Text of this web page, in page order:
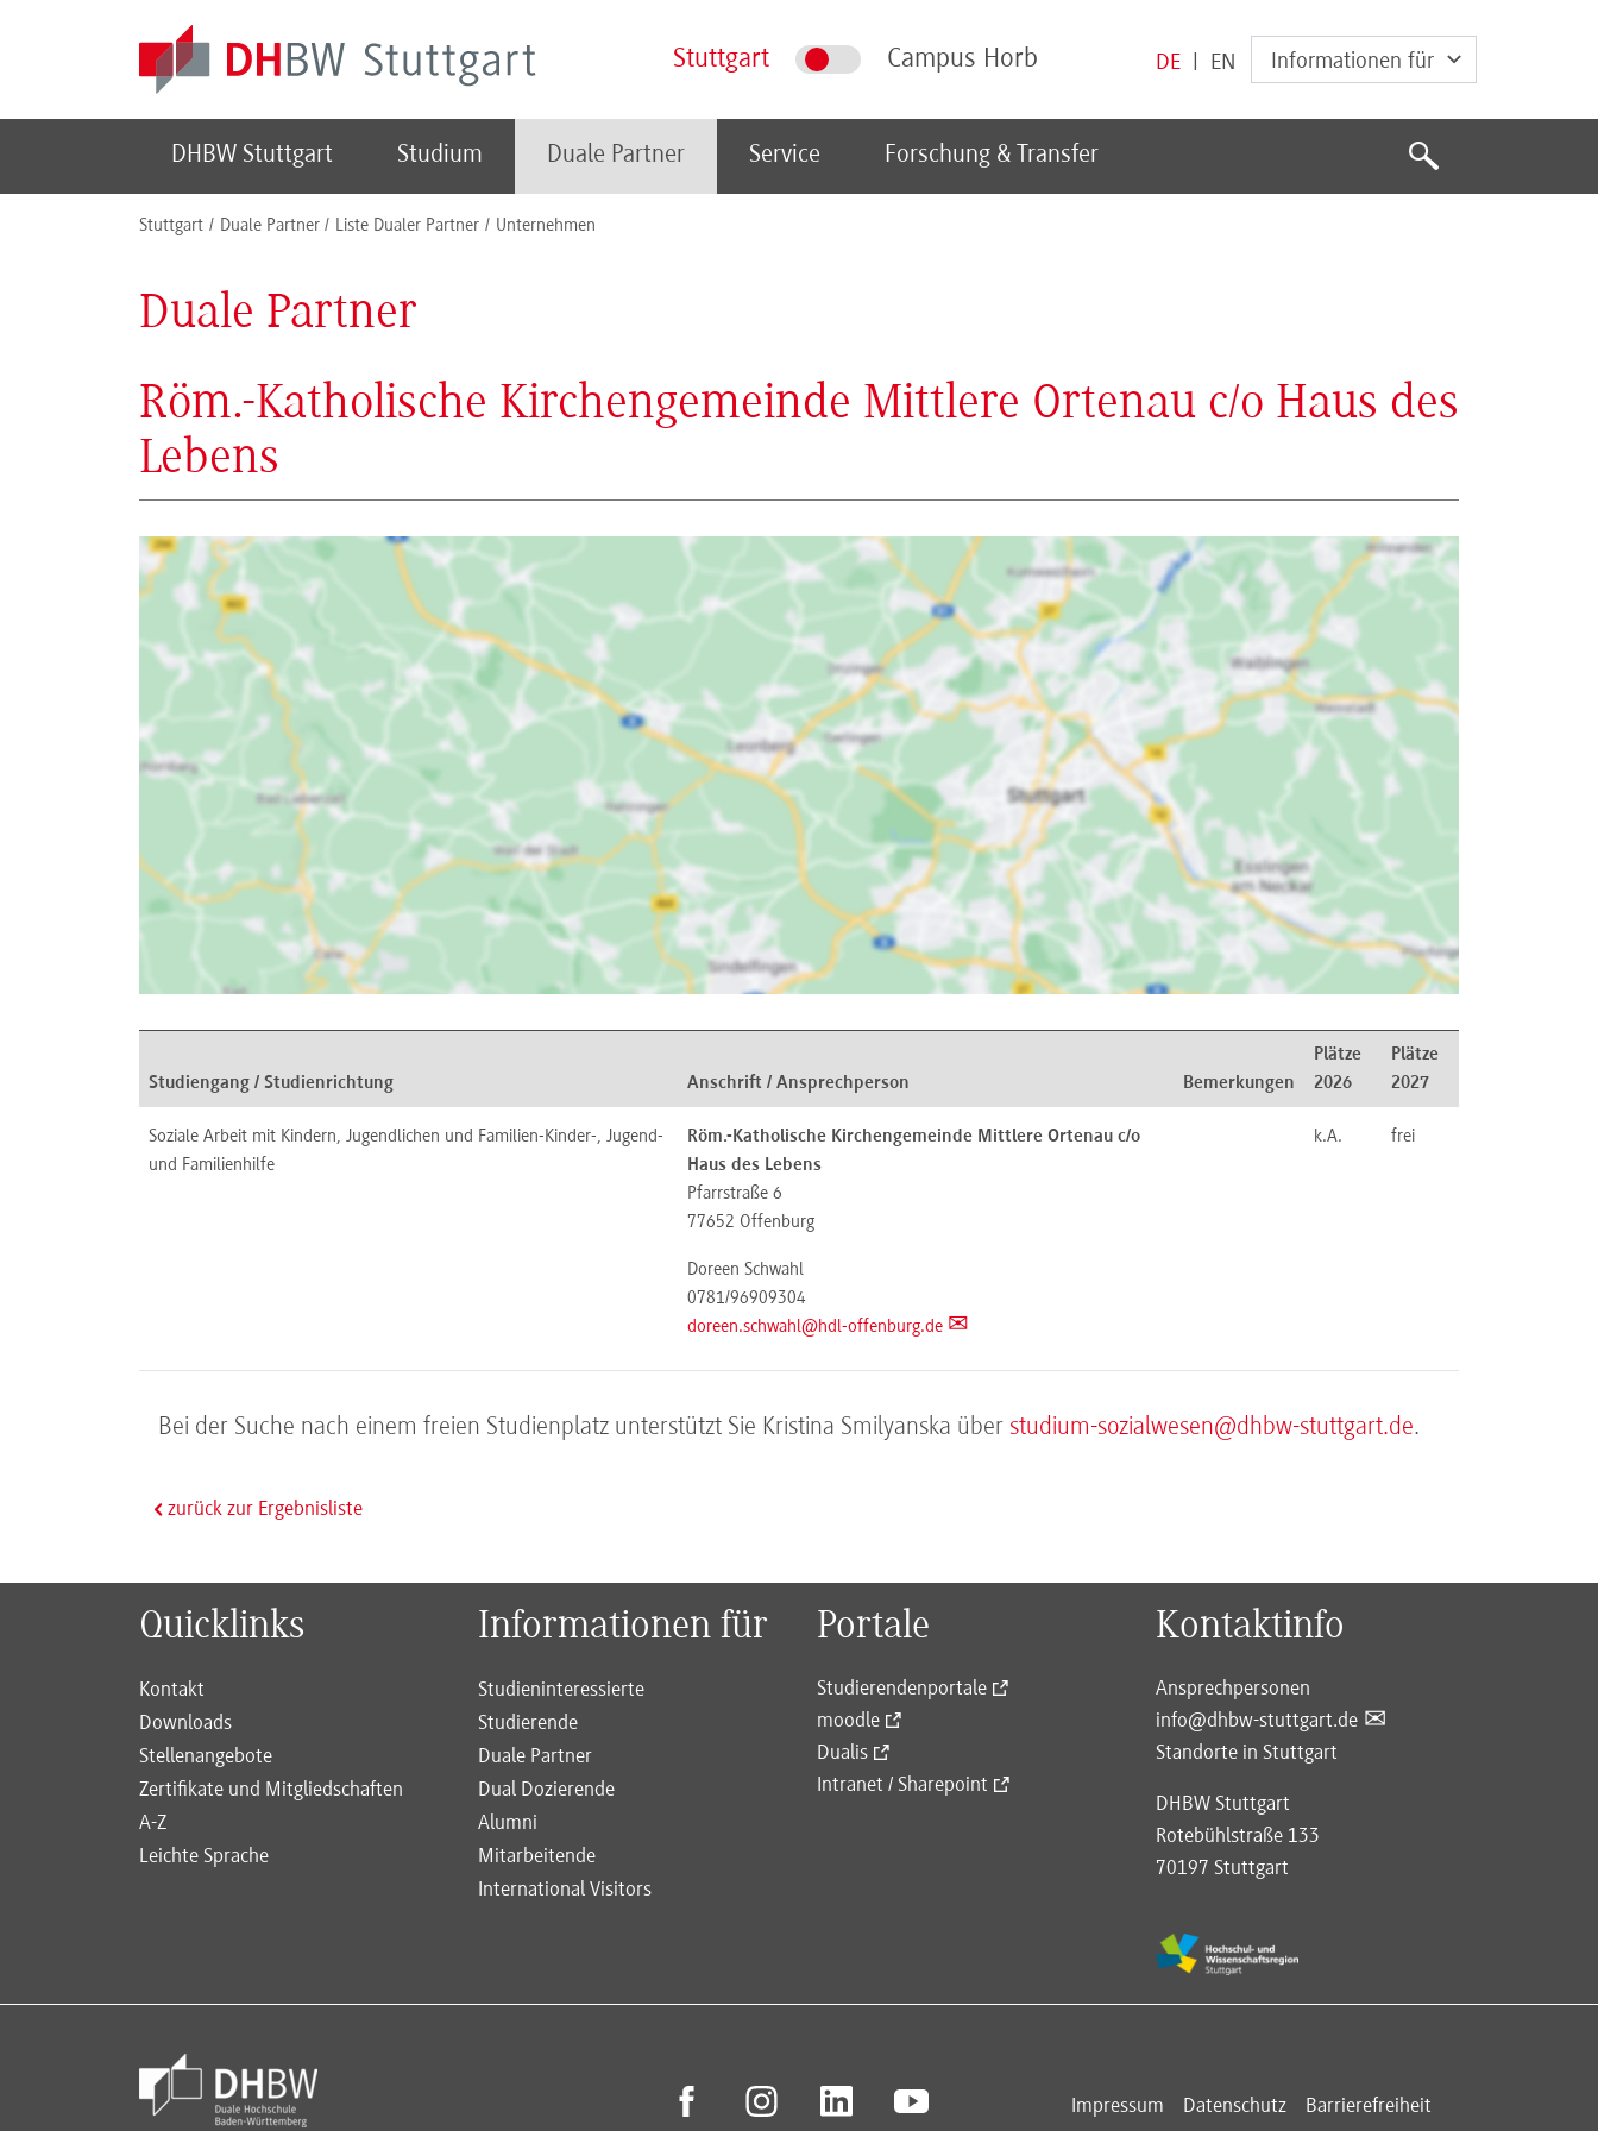
Stuttgart Campus Horb DE EN Informationen für
DHBW Stuttgart Studium Duale Partner Service Forschung & Transfer
Suche
Suche
Stuttgart Duale Partner Liste Dualer Partner Unternehmen
Duale Partner
Röm.-Katholische Kirchengemeinde Mittlere Ortenau c/o Haus des
Lebens
Studiengang / Studienrichtung Anschrift / Ansprechperson Bemerkungen
Plätze
2026
Plätze
2027
Soziale Arbeit mit Kindern, Jugendlichen und Familien-Kinder-, Jugend-
und Familienhilfe
Röm.-Katholische Kirchengemeinde Mittlere Ortenau c/o
Haus des Lebens
Pfarrstraße 6
77652 Offenburg
Doreen Schwahl
0781/96909304
doreen.schwahl@hdl-offenburg.de
k.A. frei
Bei der Suche nach einem freien Studienplatz unterstützt Sie Kristina Smilyanska über studium-sozialwesen@dhbw-stuttgart.de.
zurück zur Ergebnisliste
Quicklinks
Kontakt
Downloads
Stellenangebote
Zertifikate und Mitgliedschaften
A-Z
Leichte Sprache
Informationen für
Studieninteressierte
Studierende
Duale Partner
Dual Dozierende
Alumni
Mitarbeitende
International Visitors
Portale
Studierendenportale
moodle
Dualis
Intranet / Sharepoint
Kontaktinfo
Ansprechpersonen
info@dhbw-stuttgart.de
Standorte in Stuttgart
DHBW Stuttgart
Rotebühlstraße 133
70197 Stuttgart
facebook instagramlinkedin youtube Impressum Datenschutz Barrierefreiheit